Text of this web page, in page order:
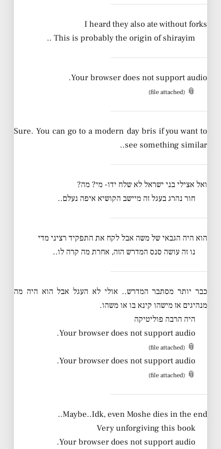
I heard they also ate without forks
This is probably the origin of shirayim ..
Your browser does not support audio.
📎
(file attached)
Sure. You can go to a modern day bris if you want to
see something similar..
ואל אצילי בני ישראל לא שלח ידו- מי? מה?
חור נהרג בעגל זה מיישב הקושיא איפה נעלם..
הוא היה הגבאי של משה אבל לקח את התפקיד רציני מדי
נו זה עושה סנס המדרש הזה, אחרת מה קרה לו..
כבר יותר מסתבר המדרש.. אולי לא העגל אבל הוא היה מה
מנהיגים אז מישהו קינא בו או משהו.
היה הרבה פוליטיקה
Your browser does not support audio.
📎
(file attached)
Your browser does not support audio.
📎
(file attached)
Maybe..Idk, even Moshe dies in the end..
Very unforgiving this book
Your browser does not support audio.